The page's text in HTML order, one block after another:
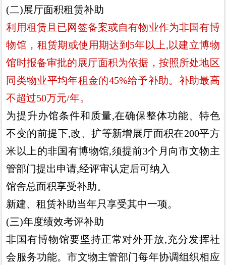
(二)展厅面积租赁补助
利用租赁且已网签备案或自有物业作为非国有博
物馆 ， 租赁期或使用期达到 5年以上,以建立博物
馆时报备审批的展厅面积为依据 ， 按照所处地区
同类物业平均年租金的45%给予补助。 补助最高
不超过50万元/年。
为提升办馆条件和质量,在确保整体功能、 特色
不变的前提下,改、扩等新增展厅面积在200平方
米以上的非国有博物馆,须提前3个月向市文物主
管部门提出申请,经评审认定后可纳入
馆舍总面积享受补助。
新建、租赁补助当年只享受其中一项。
(三)年度绩效考评补助
非国有博物馆要坚持正常对外开放,充分发挥社
会服务功能。市文物主管部门每年协调组织相应